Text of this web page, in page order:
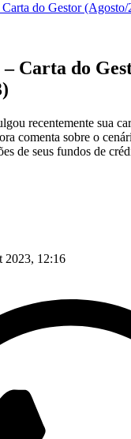
do Gestor (Agosto/
Carta do
recentemente sua
comenta sobre o
de seus fundos de
2023, 12:16